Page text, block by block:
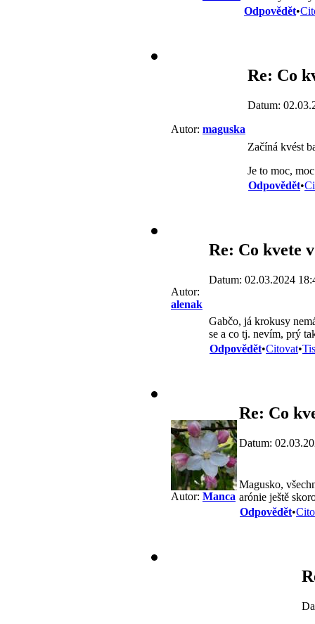
Odpovědět•
Autor: maguska
Re: Co
Datum:
Začíná kvést
Je to moc,
Odpovědět•
Autor:
alenak
Re: Co kvete
Datum: 02.03.2024
Gabčo, já krokusy
se a co tj. nevím, prý
Odpovědět•Citovat•
Autor: Manca
Re: Co
Datum:
Magusko,
arónie ještě
Odpovědět•